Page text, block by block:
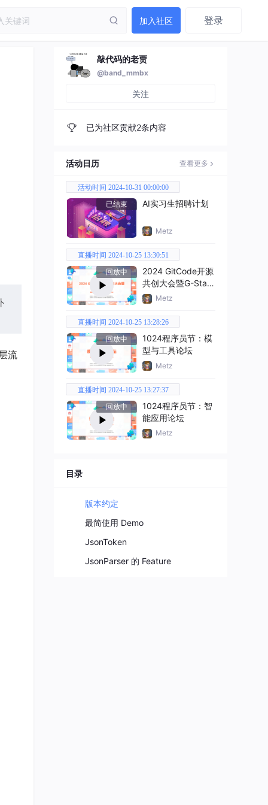
加入社区 登录
流
敲代码的老贾
@band_mmbx
关注
已为社区贡献2条内容
活动日历 查看更多
活动时间 2024-10-31 00:00:00
已结束
AI实习生招聘计划
Metz
直播时间 2024-10-25 13:30:51
回放中
2024 GitCode开源
共创大会暨G-Star
嘉年华
Metz
直播时间 2024-10-25 13:28:26
回放中
1024程序员节：模
型与工具论坛
Metz
直播时间 2024-10-25 13:27:37
回放中
1024程序员节：智
能应用论坛
Metz
目录
版本约定
最简使用 Demo
JsonToken
JsonParser 的 Feature